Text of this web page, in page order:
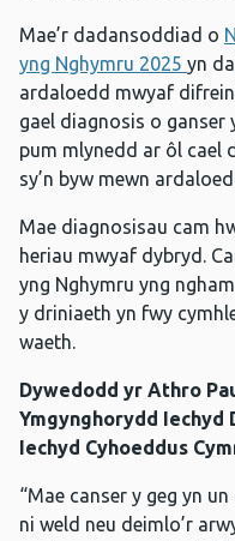
Mae’r dadansoddiad o
yng Nghymru 2025 yn
ardaloedd mwyaf
gael diagnosis o ganser
pum mlynedd ar ôl cael
sy’n byw mewn
Mae diagnosisau cam
heriau mwyaf dybryd.
yng Nghymru yng
y driniaeth yn fwy
waeth.
Dywedodd yr Athro
Ymgynghorydd Iechyd
Iechyd Cyhoeddus
“Mae canser y geg yn
ni weld neu deimlo’r